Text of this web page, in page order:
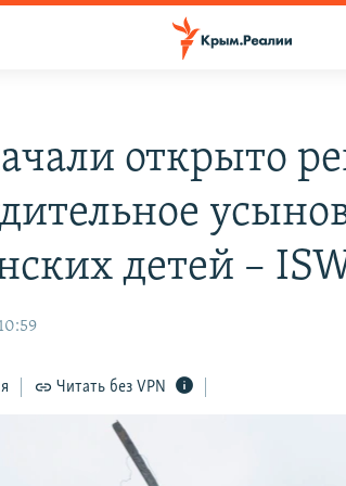
открыто
детей –
Читать без VPN